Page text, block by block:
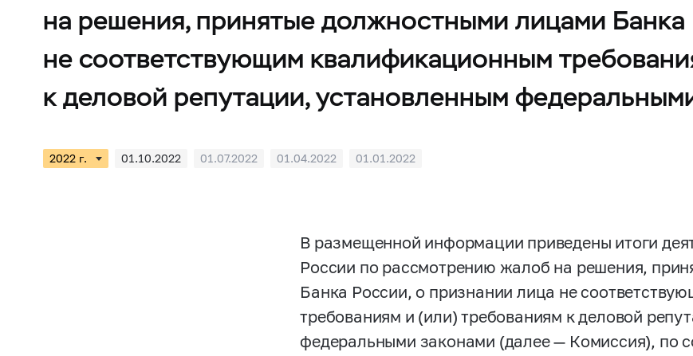
на решения, принятые должностными лицами
не соответствующим квалификационным
к деловой репутации, установленным
01.10.2022 01.07.2022 01.04.2022 01.01.2022
В размещенной информации приведены итоги
России по рассмотрению жалоб на решения,
Банка России, о признании лица не
требованиям и (или) требованиям к деловой
федеральными законами (далее — Комиссия), по